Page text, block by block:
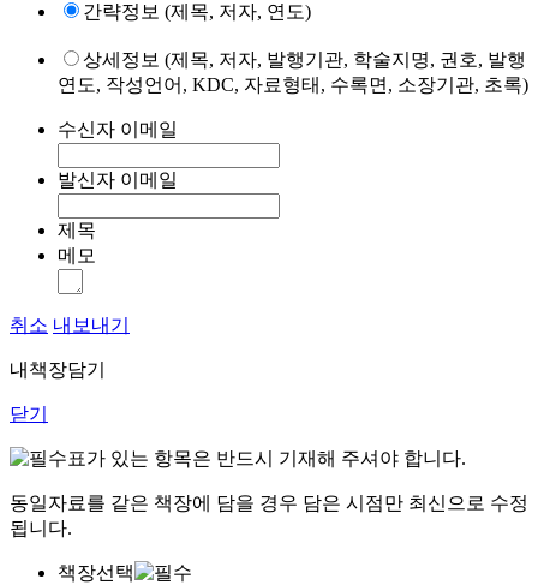
간략정보 (제목, 저자, 연도)
상세정보 (제목, 저자, 발행기관, 학술지명, 권호, 발행
연도, 작성언어, KDC, 자료형태, 수록면, 소장기관, 초록)
수신자 이메일
발신자 이메일
제목
메모
취소 내보내기
내책장담기
닫기
표가 있는 항목은 반드시 기재해 주셔야 합니다.
동일자료를 같은 책장에 담을 경우 담은 시점만 최신으로 수정
됩니다.
책장선택